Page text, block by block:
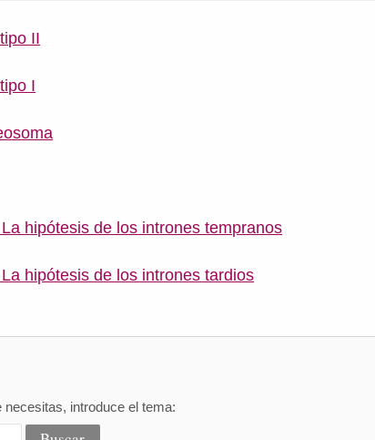
II
I
hipótesis de los intrones tempranos
hipótesis de los intrones tardios
introduce el tema: